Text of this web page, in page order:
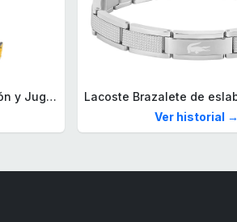
Mega Fallout Figuras de acción y Juguetes de construcción, Parada de Camiones Red Rocket con 824 Piezas, 2 Personajes articulados y Accesorios, para coleccionistas, HXT00
Ver historial →